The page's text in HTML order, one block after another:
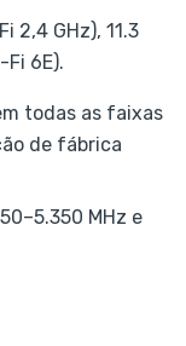
2,4 GHz), 11.3
Fi 6E).
todas as faixas
de fábrica
MHz e